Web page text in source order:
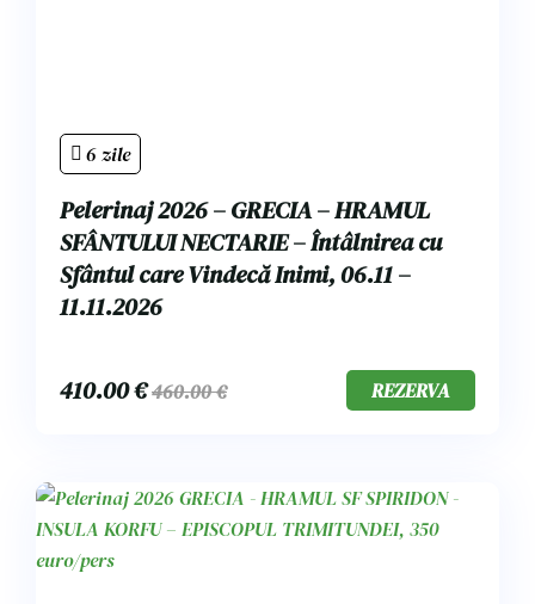
6 zile
Pelerinaj 2026 – GRECIA – HRAMUL
SFÂNTULUI NECTARIE – Întâlnirea cu
Sfântul care Vindecă Inimi, 06.11 –
11.11.2026
410.00€460.00€ REZERVA